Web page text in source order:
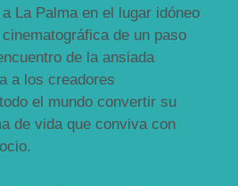
La Palma en el lugar idóneo
de un paso
de la ansiada
a los creadores
el mundo convertir su
de vida que conviva con